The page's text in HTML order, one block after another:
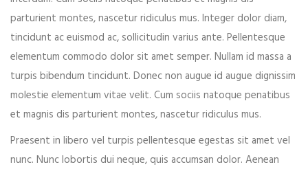
parturient montes, nascetur ridiculus mus. Integer dolor diam,
tincidunt ac euismod ac, sollicitudin varius ante. Pellentesque
elementum commodo dolor sit amet semper. Nullam id massa a
turpis bibendum tincidunt. Donec non augue id augue dignissim
molestie elementum vitae velit. Cum sociis natoque penatibus
et magnis dis parturient montes, nascetur ridiculus mus.
Praesent in libero vel turpis pellentesque egestas sit amet vel
nunc. Nunc lobortis dui neque, quis accumsan dolor. Aenean